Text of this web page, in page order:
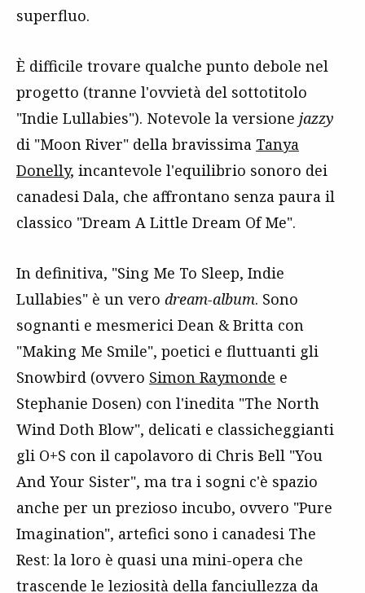
superfluo.
È difficile trovare qualche punto debole nel
progetto (tranne l'ovvietà del sottotitolo
"Indie Lullabies"). Notevole la versione jazzy
di "Moon River" della bravissima Tanya
Donelly, incantevole l'equilibrio sonoro dei
canadesi Dala, che affrontano senza paura il
classico "Dream A Little Dream Of Me".
In definitiva, "Sing Me To Sleep, Indie
Lullabies" è un vero dream-album. Sono
sognanti e mesmerici Dean & Britta con
"Making Me Smile", poetici e fluttuanti gli
Snowbird (ovvero Simon Raymonde e
Stephanie Dosen) con l'inedita "The North
Wind Doth Blow", delicati e classicheggianti
gli O+S con il capolavoro di Chris Bell "You
And Your Sister", ma tra i sogni c'è spazio
anche per un prezioso incubo, ovvero "Pure
Imagination", artefici sono i canadesi The
Rest: la loro è quasi una mini-opera che
trascende le leziosità della fanciullezza da